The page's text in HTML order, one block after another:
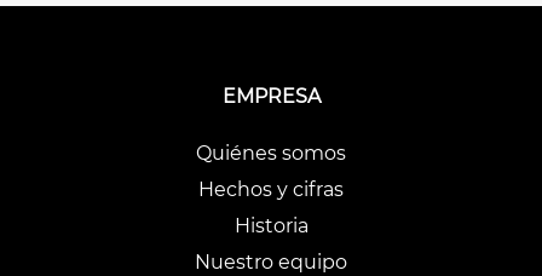
EMPRESA
Quiénes somos
Hechos y cifras
Historia
Nuestro equipo